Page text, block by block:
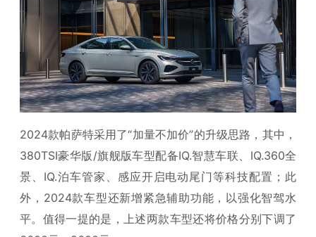
2024款帕萨特采用了“加量不加价”的升级思路，其中，
380TSI豪华版/旗舰版车型配备IQ.智慧车联、IQ.360全
景、IQ.泊车管家、感应开启电动尾门等科技配置；此
外，2024款车型还新增紧急辅助功能，以强化智驾水
平。值得一提的是，上述两款车型还将价格分别下调了